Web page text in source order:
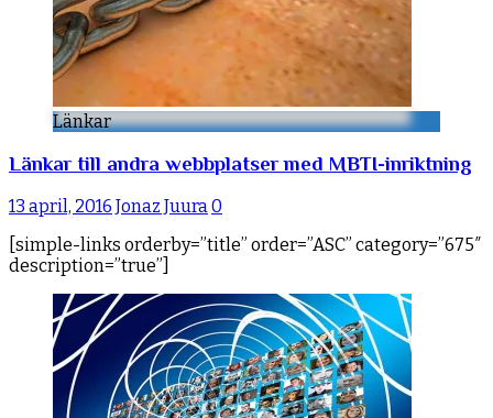
Länkar
Länkar till andra webbplatser med MBTI-inriktning
13 april, 2016 Jonaz Juura0
[simple-links orderby=”title” order=”ASC” category=”675″
description=”true”]